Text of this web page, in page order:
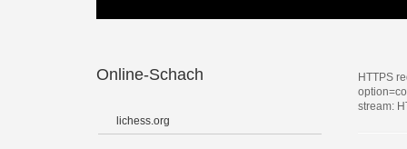
Online-Schach
lichess.org
HTTPS
stream: